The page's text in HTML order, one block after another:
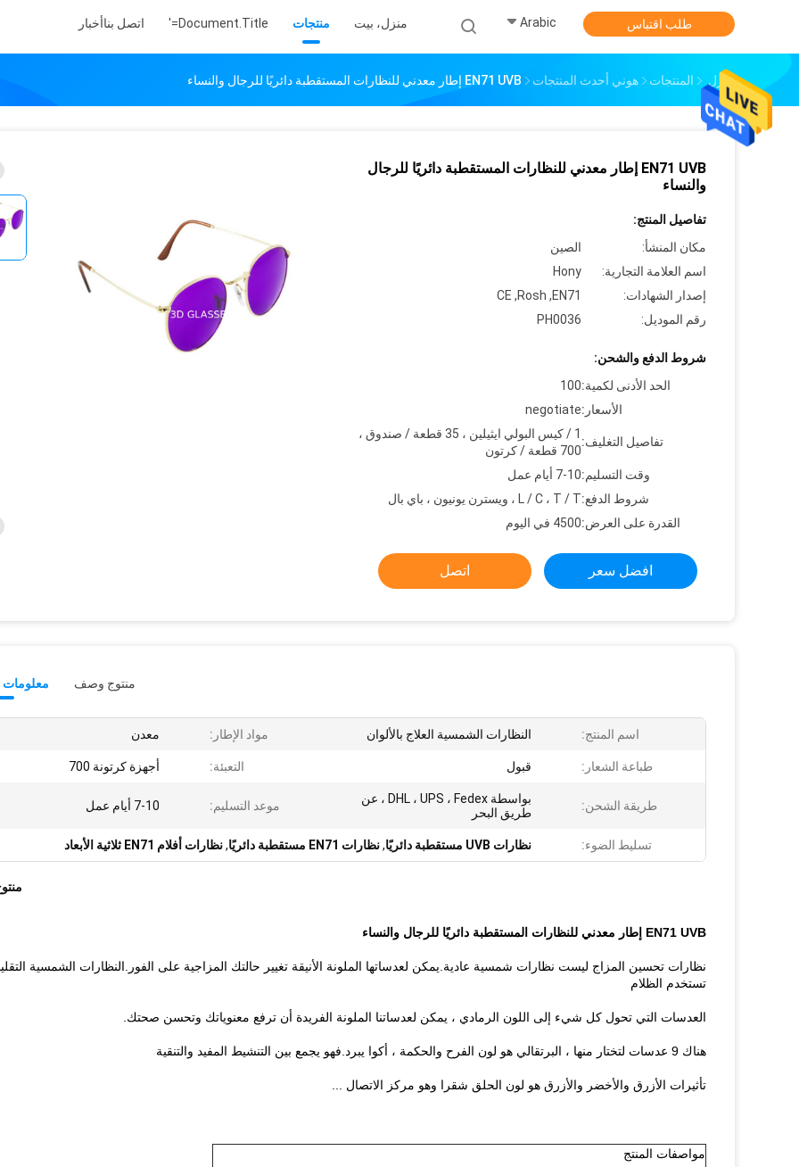
منزل، بيت منتجات Document.title=' اتصل بناأخبار Arabic طلب اقتباس
منزل المنتجات هوني أحدث المنتجات EN71 UVB إطار معدني للنظارات المستقطبة دائريًا للرجال والنساء
EN71 UVB إطار معدني للنظارات المستقطبة دائريًا للرجال
والنساء
تفاصيل المنتج:
مكان المنشأ:
الصين
اسم العلامة التجارية:
Hony
إصدار الشهادات:
CE ,Rosh ,EN71
رقم الموديل:
PH0036
شروط الدفع والشحن:
الحد الأدنى لكمية:100
الأسعار:negotiate
تفاصيل التغليف:
1 / كيس البولي ايثيلين ، 35 قطعة / صندوق ،
700 قطعة / كرتون
وقت التسليم:7-10 أيام عمل
شروط الدفع:L / C ، T / T ، ويسترن يونيون ، باي بال
القدرة على العرض:4500 في اليوم
افضل سعر اتصل
معلومات منتوج وصف
اسم المنتج: النظارات الشمسية العلاج بالألوان مواد الإطار: معدن
طباعة الشعار: قبول التعبئة: أجهزة كرتونة 700
طريقة الشحن:
بواسطة DHL ، UPS ، Fedex ، عن
طريق البحر
موعد التسليم: 7-10 أيام عمل
تسليط الضوء: نظارات UVB مستقطبة دائريًا ,نظارات EN71 مستقطبة دائريًا ,نظارات أفلام EN71 ثلاثية الأبعاد
EN71 UVB إطار معدني للنظارات المستقطبة دائريًا للرجال والنساء
نظارات تحسين المزاج ليست نظارات شمسية عادية.يمكن لعدساتها الملونة الأنيقة تغيير حالتك المزاجية على الفور.النظارات الشمسية
تستخدم الظلام
العدسات التي تحول كل شيء إلى اللون الرمادي ، يمكن لعدساتنا الملونة الفريدة أن ترفع معنوياتك وتحسن صحتك.
هناك 9 عدسات لتختار منها ، البرتقالي هو لون الفرح والحكمة ، أكوا يبرد.فهو يجمع بين التنشيط المفيد والتنقية
تأثيرات الأزرق والأخضر والأزرق هو لون الحلق شقرا وهو مركز الاتصال ...
مواصفات المنتج